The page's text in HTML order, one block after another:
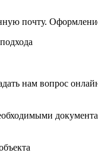
почту.
нам вопрос